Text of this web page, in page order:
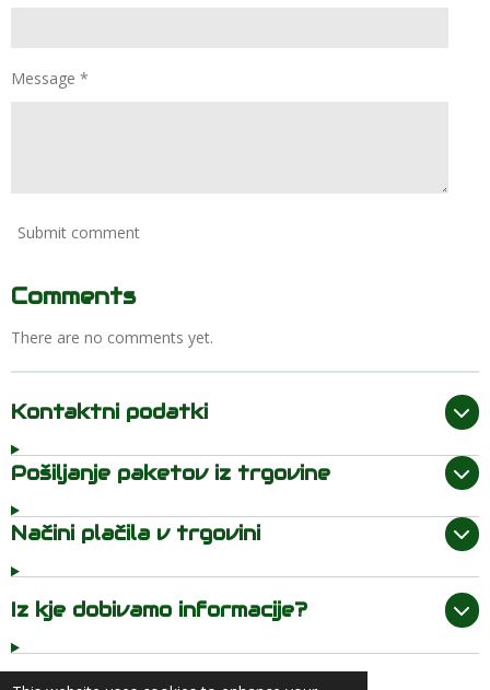
Message *
Submit comment
Comments
There are no comments yet.
Kontaktni podatki
Pošiljanje paketov iz trgovine
Načini plačila v trgovini
Iz kje dobivamo informacije?
admin : Redstrike